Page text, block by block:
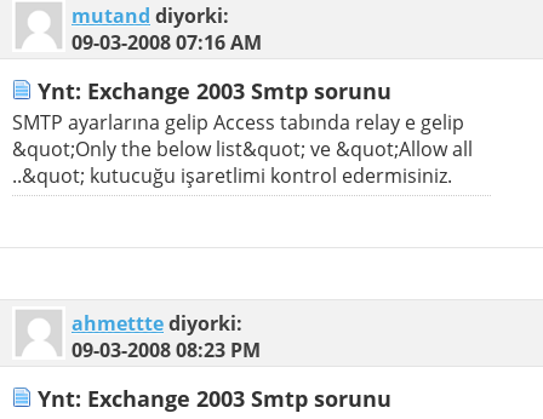
mutand diyorki:
09-03-200807:16 AM
Ynt: Exchange 2003 Smtp sorunu
SMTP ayarlarına gelip Access tabında relay e gelip
&quot;Only the below list&quot; ve &quot;Allow all
..&quot; kutucuğu işaretlimi kontrol edermisiniz.
ahmetttediyorki:
09-03-200808:23 PM
Ynt: Exchange 2003 Smtp sorunu